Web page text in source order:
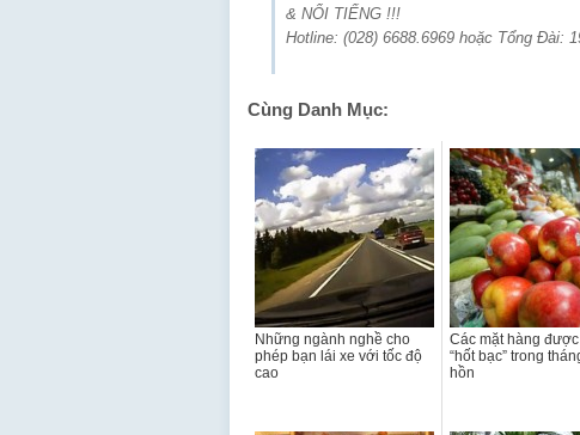
& NỔI TIẾNG !!!
Hotline: (028) 6688.6969 hoặc Tổng Đài:
Cùng Danh Mục:
Những ngành nghề cho
phép bạn lái xe với tốc độ
cao
Các mặt hàng
“hốt bạc” trong
hồn